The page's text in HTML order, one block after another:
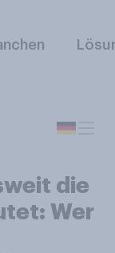
die
Wer